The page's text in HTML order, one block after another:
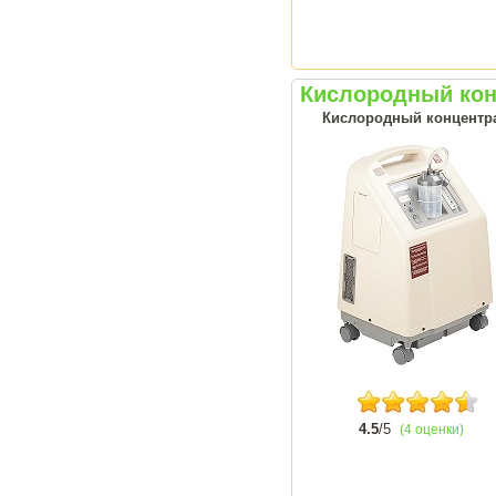
Кислородный
Кислородный
4.5/5 (4 оценки)